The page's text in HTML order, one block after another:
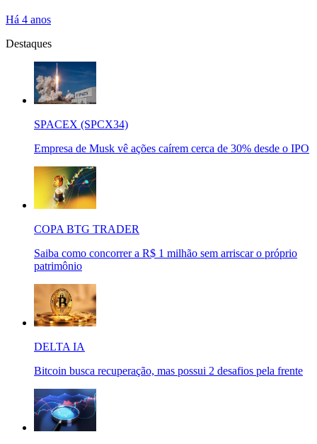
Há 4 anos
Destaques
SPACEX (SPCX34)
Empresa de Musk vê ações caírem cerca de 30% desde o IPO
COPA BTG TRADER
Saiba como concorrer a R$ 1 milhão sem arriscar o próprio
patrimônio
DELTA IA
Bitcoin busca recuperação, mas possui 2 desafios pela frente